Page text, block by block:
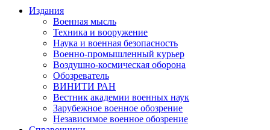
Издания
Военная мысль
Техника и вооружение
Наука и военная безопасность
Военно-промышленный курьер
Воздушно-космическая оборона
Обозреватель
ВИНИТИ РАН
Вестник академии военных наук
Зарубежное военное обозрение
Независимое военное обозрение